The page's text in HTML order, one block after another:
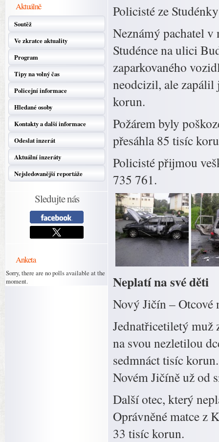
Aktuálně
Soutěž
Ve zkratce aktuality
Program
Tipy na volný čas
Policejní informace
Hledané osoby
Kontakty a další informace
Odeslat inzerát
Aktuální inzeráty
Nejsledovanější reportáže
Sledujte nás
Anketa
Sorry, there are no polls available at the
moment.
Policisté ze
Neznámý pachatel
Studénce na ulici
zaparkovaného
neodcizil, ale
korun.
Požárem byly
přesáhla 85 tisíc
Policisté přijmou
735 761.
Neplatí na své děti
Nový Jičín – Otcové
Jednatřicetiletý muž
na svou nezletilou
sedmnáct tisíc
Novém Jičíně už od
Další otec, který
Oprávněné matce z
33 tisíc korun.